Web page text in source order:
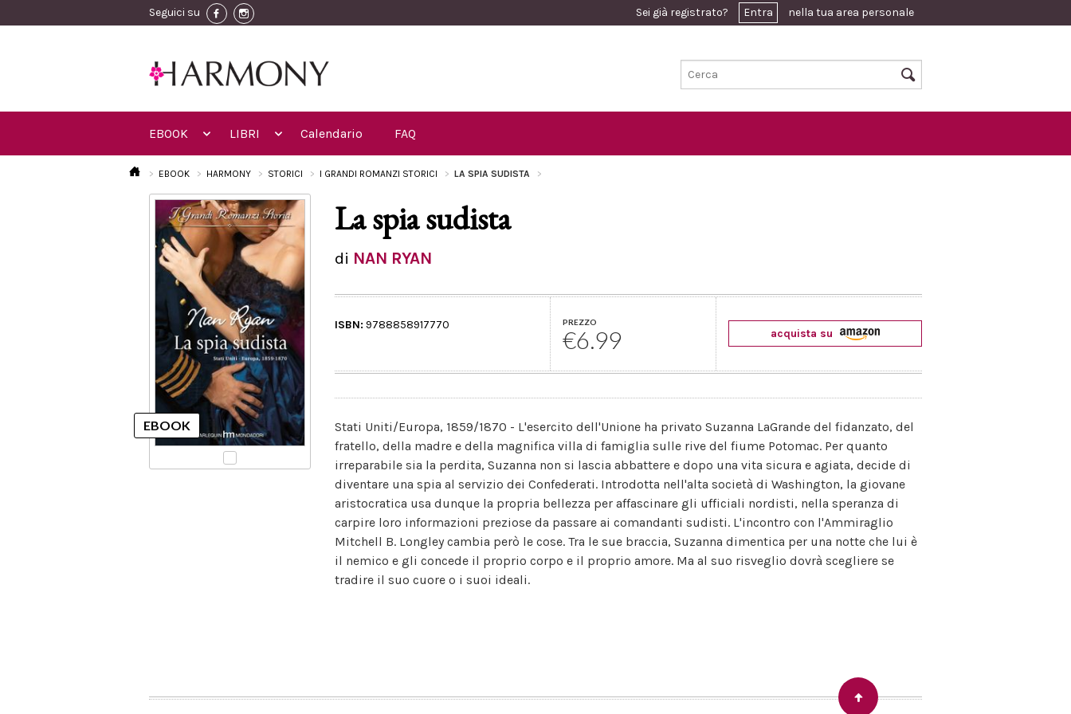
Seguici su Sei già registrato? Entra nella tua area personale
EBOOK LIBRI Calendario FAQ
EBOOK HARMONY STORICI I GRANDI ROMANZI STORICI LA SPIA SUDISTA
La spia sudista
di NAN RYAN
ISBN: 9788858917770 PREZZO
€6.99 acquista su
Stati Uniti/Europa, 1859/1870 - L'esercito dell'Unione ha privato Suzanna LaGrande del fidanzato, del
fratello, della madre e della magnifica villa di famiglia sulle rive del fiume Potomac. Per quanto
irreparabile sia la perdita, Suzanna non si lascia abbattere e dopo una vita sicura e agiata, decide di
diventare una spia al servizio dei Confederati. Introdotta nell'alta società di Washington, la giovane
aristocratica usa dunque la propria bellezza per affascinare gli ufficiali nordisti, nella speranza di
carpire loro informazioni preziose da passare ai comandanti sudisti. L'incontro con l'Ammiraglio
Mitchell B. Longley cambia però le cose. Tra le sue braccia, Suzanna dimentica per una notte che lui è
il nemico e gli concede il proprio corpo e il proprio amore. Ma al suo risveglio dovrà scegliere se
tradire il suo cuore o i suoi ideali.